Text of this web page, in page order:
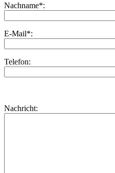
Nachname*:
E-Mail*:
Telefon:
dieses
lasse
Nachricht: